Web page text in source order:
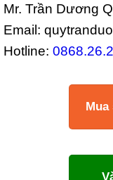
Mr. Trần Dương
Email:
Hotline:
Mua